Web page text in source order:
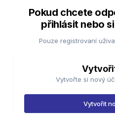
Pokud chcete
přihlásit nebo
Pouze registrovaní
Vytvořte si nový
Vytvořit